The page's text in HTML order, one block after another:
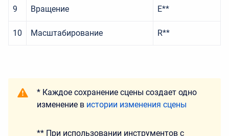
9 Вращение E**
10 Масштабирование R**
* Каждое сохранение сцены создает одно
изменение в истории изменения сцены
** При использовании инструментов с